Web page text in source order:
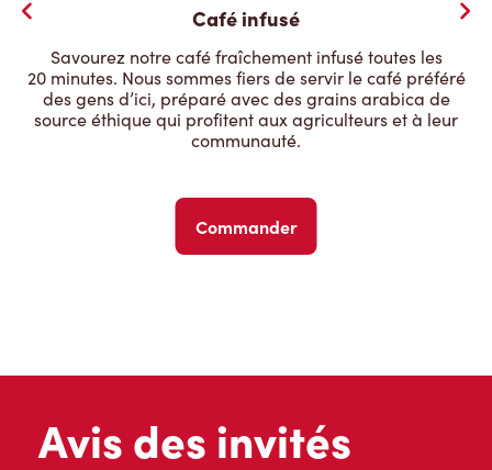
Café infusé
Savourez notre café fraîchement infusé toutes les
20 minutes. Nous sommes fiers de servir le café préféré
des gens d’ici, préparé avec des grains arabica de
source éthique qui profitent aux agriculteurs et à leur
communauté.
Commander
Avis des invités